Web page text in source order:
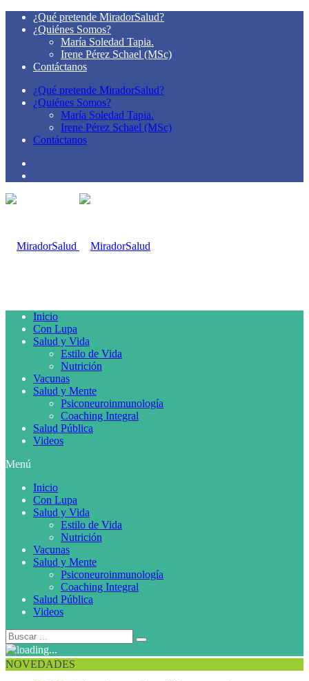
¿Qué pretende MiradorSalud?
¿Quiénes Somos?
María Soledad Tapia.
Irene Pérez Schael (MSc)
Contáctanos
¿Qué pretende MiradorSalud?
¿Quiénes Somos?
María Soledad Tapia.
Irene Pérez Schael (MSc)
Contáctanos
Inicio
Con Lupa
Salud y Vida
Estilo de Vida
Nutrición
Vacunas
Salud y Mente
Psiconeuroinmunología
Coaching Integral
Salud Pública
Videos
Menú
Inicio
Con Lupa
Salud y Vida
Estilo de Vida
Nutrición
Vacunas
Salud y Mente
Psiconeuroinmunología
Coaching Integral
Salud Pública
Videos
NOVEDADES